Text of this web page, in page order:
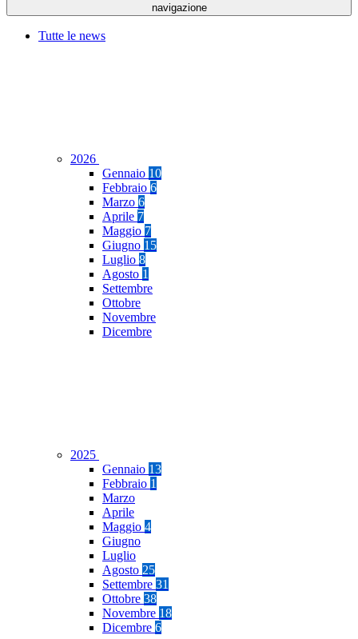
navigazione
Tutte le news
2026
Gennaio 10
Febbraio 6
Marzo 6
Aprile 7
Maggio 7
Giugno 15
Luglio 8
Agosto 1
Settembre
Ottobre
Novembre
Dicembre
2025
Gennaio 13
Febbraio 1
Marzo
Aprile
Maggio 4
Giugno
Luglio
Agosto 25
Settembre 31
Ottobre 38
Novembre 18
Dicembre 6